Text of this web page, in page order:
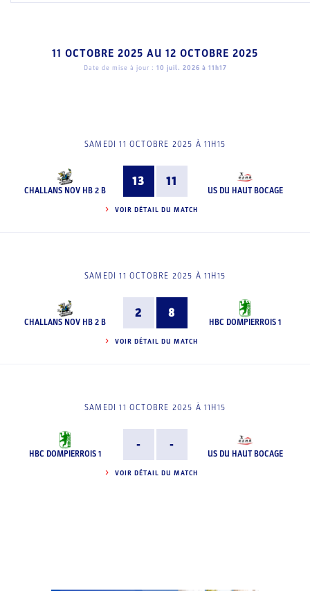
11 OCTOBRE 2025 AU 12 OCTOBRE 2025
Date de mise à jour : 10 juil. 2026 à 11h17
SAMEDI 11 OCTOBRE 2025 À 11H15
CHALLANS NOV HB 2 B
13 11
US DU HAUT BOCAGE
VOIR DÉTAIL DU MATCH
SAMEDI 11 OCTOBRE 2025 À 11H15
CHALLANS NOV HB 2 B
2 8
HBC DOMPIERROIS 1
VOIR DÉTAIL DU MATCH
SAMEDI 11 OCTOBRE 2025 À 11H15
HBC DOMPIERROIS 1
- -
US DU HAUT BOCAGE
VOIR DÉTAIL DU MATCH